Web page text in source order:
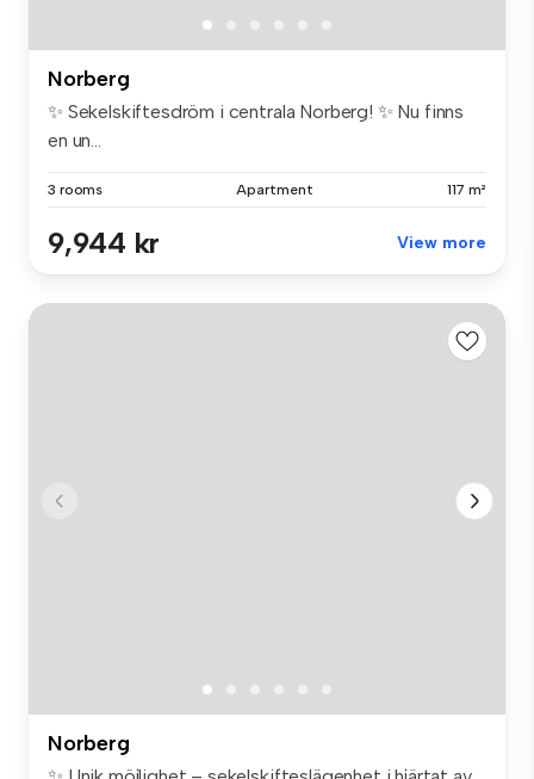
Norberg
✨ Sekelskiftesdröm i centrala Norberg! ✨ Nu finns
en un...
3 rooms Apartment 117 m²
9,944 kr View more
Norberg